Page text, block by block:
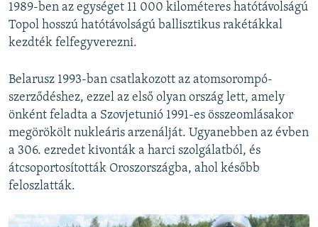
1989-ben az egységet 11 000 kilométeres hatótávolságú
Topol hosszú hatótávolságú ballisztikus rakétákkal
kezdték felfegyverezni.
Belarusz 1993-ban csatlakozott az atomsorompó-
szerződéshez, ezzel az első olyan ország lett, amely
önként feladta a Szovjetunió 1991-es összeomlásakor
megörökölt nukleáris arzenálját. Ugyanebben az évben
a 306. ezredet kivonták a harci szolgálatból, és
átcsoportosították Oroszországba, ahol később
feloszlatták.